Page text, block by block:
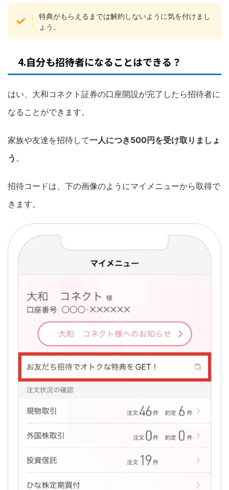
特典がもらえるまでは解約しないように気を付けまし
ょう。
4.自分も招待者になることはできる？
はい、大和コネクト証券の口座開設が完了したら招待者に
なることができます。
家族や友達を招待して一人につき500円を受け取りましょ
う 。
招待コードは、下の画像のようにマイメニューから取得で
きます。